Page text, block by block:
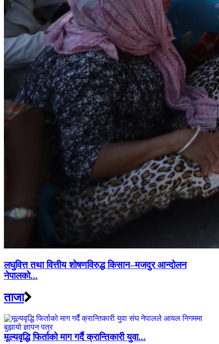
लघुवित्त तथा वित्तीय शोषणविरुद्ध किसान–मजदुर आन्दोलन
नेपालको...
ताजा
मूल्यवृद्धि फिर्ताको माग गर्दै क्रान्तिकारी युवा...